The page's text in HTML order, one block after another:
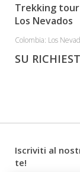
Trekking tour
Los Nevados
Colombia: Los
SU
Iscriviti al
te!